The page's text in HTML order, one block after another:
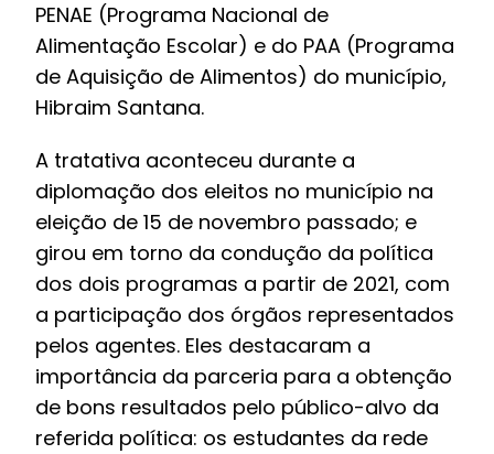
PENAE (Programa Nacional de
Alimentação Escolar) e do PAA (Programa
de Aquisição de Alimentos) do município,
Hibraim Santana.
A tratativa aconteceu durante a
diplomação dos eleitos no município na
eleição de 15 de novembro passado; e
girou em torno da condução da política
dos dois programas a partir de 2021, com
a participação dos órgãos representados
pelos agentes. Eles destacaram a
importância da parceria para a obtenção
de bons resultados pelo público-alvo da
referida política: os estudantes da rede